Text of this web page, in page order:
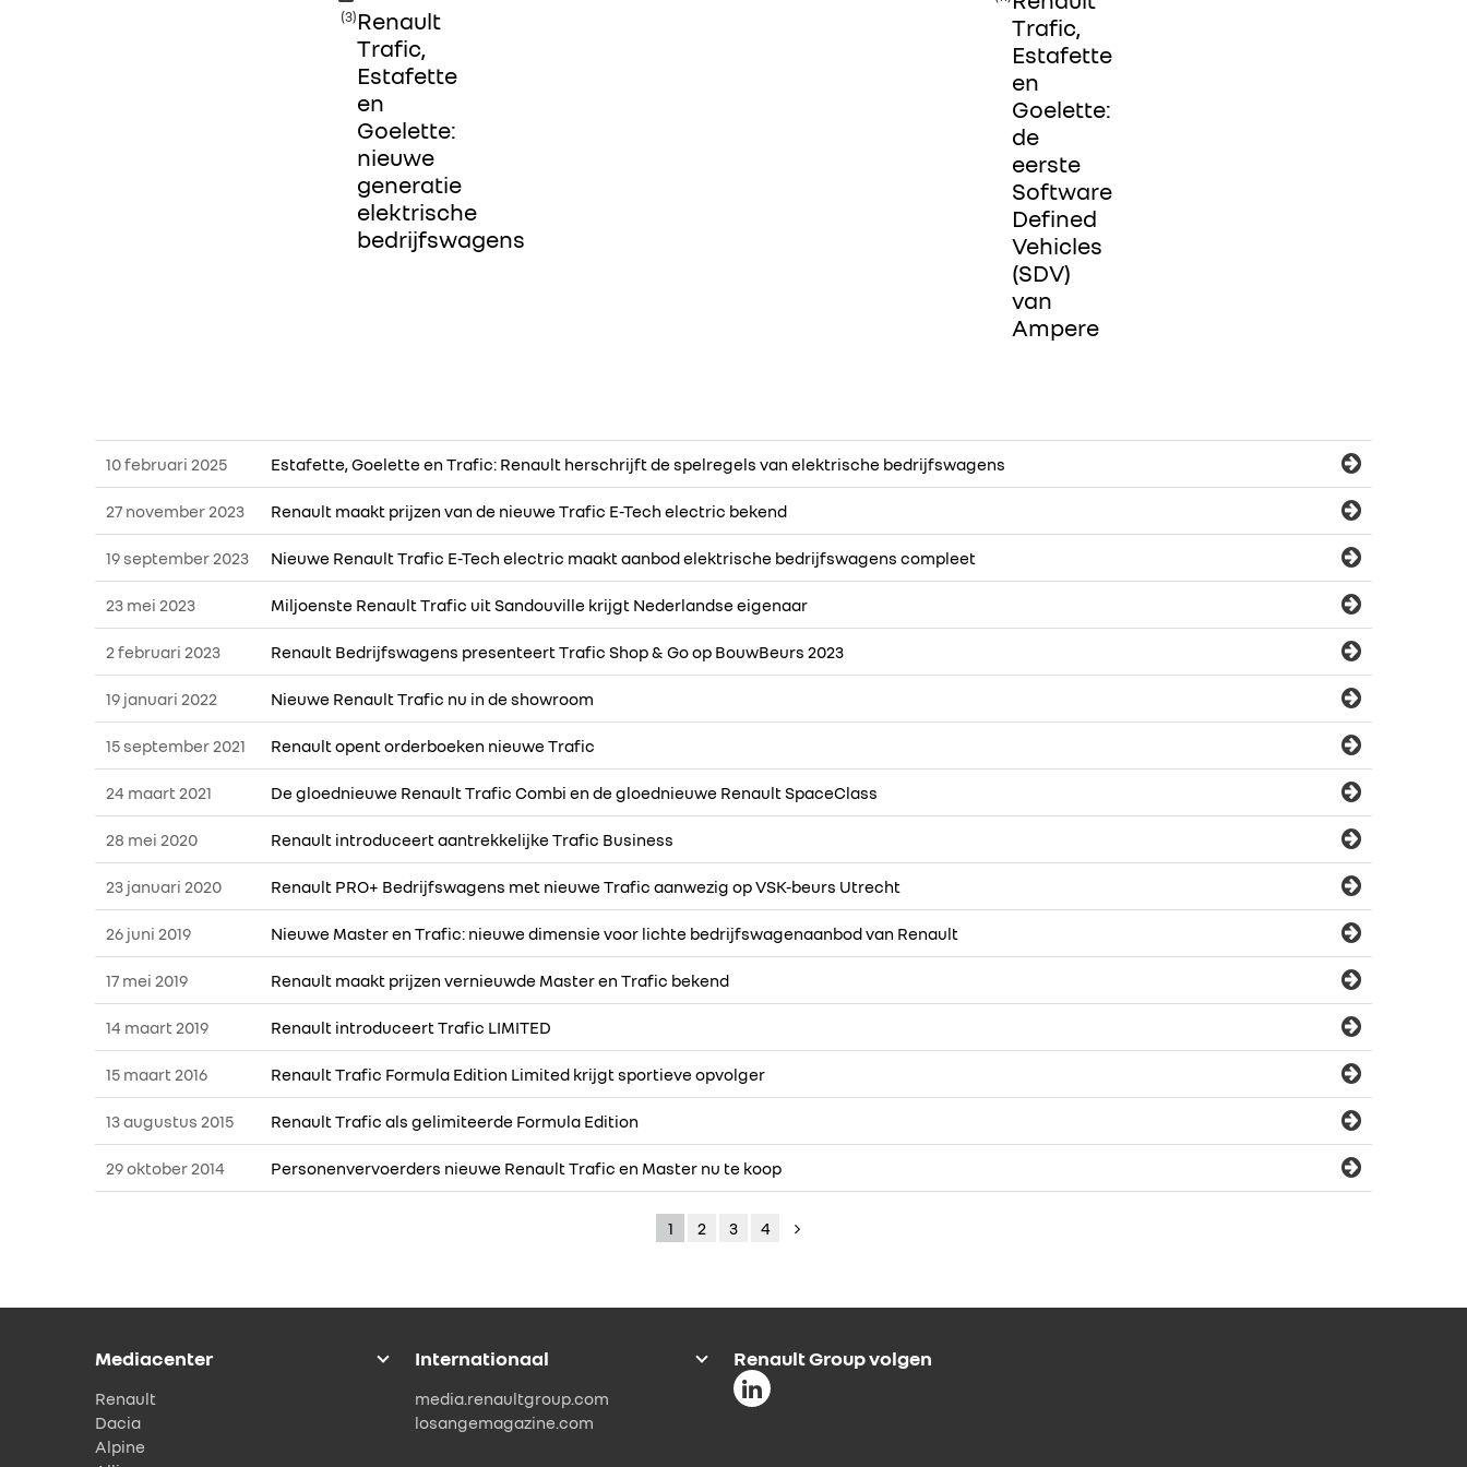
(3)Renault
Trafic,
Estafette
en
Goelette:
nieuwe
generatie
elektrische
bedrijfswagens
Trafic,
Estafette
en
Goelette:
de
eerste
Software
Defined
Vehicles
(SDV)
van
Ampere
10 februari 2025 Estafette, Goelette en Trafic: Renault herschrijft de spelregels van elektrische bedrijfswagens
27 november 2023 Renault maakt prijzen van de nieuwe Trafic E-Tech electric bekend
19 september 2023 Nieuwe Renault Trafic E-Tech electric maakt aanbod elektrische bedrijfswagens compleet
23 mei 2023 Miljoenste Renault Trafic uit Sandouville krijgt Nederlandse eigenaar
2 februari 2023 Renault Bedrijfswagens presenteert Trafic Shop & Go op BouwBeurs 2023
19 januari 2022 Nieuwe Renault Trafic nu in de showroom
15 september 2021 Renault opent orderboeken nieuwe Trafic
24 maart 2021 De gloednieuwe Renault Trafic Combi en de gloednieuwe Renault SpaceClass
28 mei 2020 Renault introduceert aantrekkelijke Trafic Business
23 januari 2020 Renault PRO+ Bedrijfswagens met nieuwe Trafic aanwezig op VSK-beurs Utrecht
26 juni 2019 Nieuwe Master en Trafic: nieuwe dimensie voor lichte bedrijfswagenaanbod van Renault
17 mei 2019 Renault maakt prijzen vernieuwde Master en Trafic bekend
14 maart 2019 Renault introduceert Trafic LIMITED
15 maart 2016 Renault Trafic Formula Edition Limited krijgt sportieve opvolger
13 augustus 2015 Renault Trafic als gelimiteerde Formula Edition
29 oktober 2014 Personenvervoerders nieuwe Renault Trafic en Master nu te koop
1 2 3 4
Mediacenter
Renault
Dacia
Alpine
Internationaal
media.renaultgroup.com
losangemagazine.com
Renault Group volgen